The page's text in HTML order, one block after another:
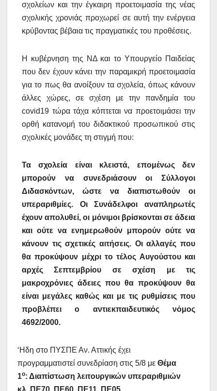
σχολείων και την έγκαιρη προετοιμασία της νέας
σχολικής χρονιάς προχωρεί σε αυτή την ενέργεια
κρύβοντας βέβαια τις πραγματικές του προθέσεις.
Η κυβέρνηση της ΝΔ και το Υπουργείο Παιδείας
που δεν έχουν κάνει την παραμικρή προετοιμασία
για το πως θα ανοίξουν τα σχολεία, όπως κάνουν
άλλες χώρες, σε σχέση με την πανδημία του
covid19 τώρα τάχα κόπτεται να προετοιμάσει την
ορθή κατανομή του διδακτικού προσωπικού στις
σχολικές μονάδες τη στιγμή που:
Τα σχολεία είναι κλειστά, επομένως δεν
μπορούν να συνεδριάσουν οι Σύλλογοι
Διδασκόντων, ώστε να διαπιστωθούν οι
υπεραριθμίες. Οι Συνάδελφοι αναπληρωτές
έχουν απολυθεί, οι μόνιμοι βρίσκονται σε άδεια
και ούτε να ενημερωθούν μπορούν ούτε να
κάνουν τις σχετικές αιτήσεις. Οι αλλαγές που
θα προκύψουν μέχρι το τέλος Αυγούστου και
αρχές Σεπτεμβρίου σε σχέση με τις
μακροχρόνιες άδειες που θα προκύψουν θα
είναι μεγάλες καθώς και με τις ρυθμίσεις που
προβλέπει ο αντιεκπαιδευτικός νόμος
4692/2000.
‘Ηδη στο ΠΥΣΠΕ Αν. Αττικής έχει
προγραμματιστεί συνεδρίαση στις 5/8 με Θέμα
1ο: Διαπίστωση λειτουργικών υπεραριθμιών